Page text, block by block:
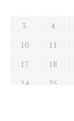
3
4
10
11
17
18
24
25